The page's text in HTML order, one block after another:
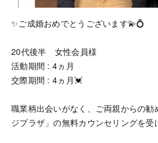
✨ご成婚おめでとうございます💫💍
20代後半 女性会員様
活動期間 : 4ヵ月
交際期間 : 4ヵ月💓
職業柄出会いがなく、ご両親からの勧
ジプラザ」の無料カウンセリングを受